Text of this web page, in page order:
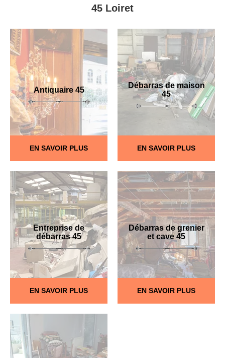
45 Loiret
Antiquaire 45
EN SAVOIR PLUS
Débarras de maison
45
EN SAVOIR PLUS
Entreprise de
débarras 45
EN SAVOIR PLUS
Débarras de grenier
et cave 45
EN SAVOIR PLUS